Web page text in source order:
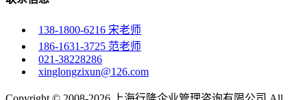
138-1800-6216 宋老师
186-1631-3725 范老师
021-38228286
xinglongzixun@126.com